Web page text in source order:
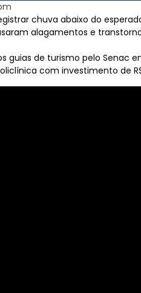
chuva abaixo do
alagamentos e
guias de turismo pelo
com investimento de